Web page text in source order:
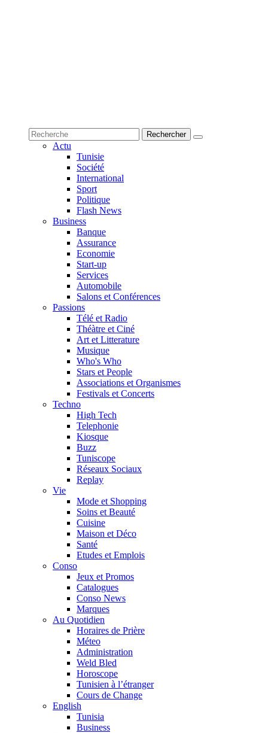
Actu
Tunisie
Société
International
Sport
Politique
Flash News
Business
Banque
Assurance
Economie
Start-up
Services
Automobile
Salons et Conférences
Passions
Télé et Radio
Théàtre et Ciné
Art et Litterature
Musique
Who's Who
Stars et People
Associations et Organismes
Festivals et Concerts
Techno
High Tech
Telephonie
Kiosque
Buzz
Tuniscope
Réseaux Sociaux
Replay
Vie
Mode et Shopping
Soins et Beauté
Cuisine
Maison et Déco
Santé
Etudes et Emplois
Conso
Jeux et Promos
Catalogues
Conso News
Marques
Au Quotidien
Horaires de Prière
Méteo
Administration
Weld Bled
Horoscope
Tunisien à l’étranger
Cours de Change
English
Tunisia
Business